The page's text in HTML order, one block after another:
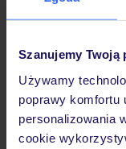
Szanujemy Twoją
Używamy
poprawy komfortu
personalizowania
cookie
Pokoje
Wyżywienie